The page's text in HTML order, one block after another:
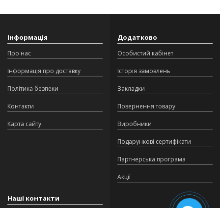
Інформація
Про нас
Інформація про доставку
Політика безпеки
Контакти
Карта сайту
Додатково
Особистий кабінет
Історія замовлень
Закладки
Повернення товару
Виробники
Подарункові сертифікати
Партнерська програма
Акції
Наші контакти